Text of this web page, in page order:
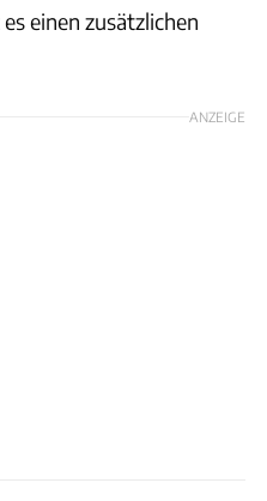
einen zusätzlichen
ANZEIGE